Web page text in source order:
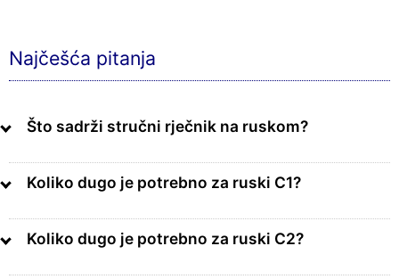
Najčešća pitanja
Što sadrži stručni rječnik na ruskom?
Koliko dugo je potrebno za ruski C1?
Koliko dugo je potrebno za ruski C2?